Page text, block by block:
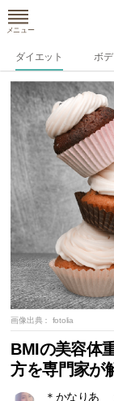
メニュー
ダイエット ボ
画像出典： fotolia
BMIの美容体
方を専門家が
＊かなりあ